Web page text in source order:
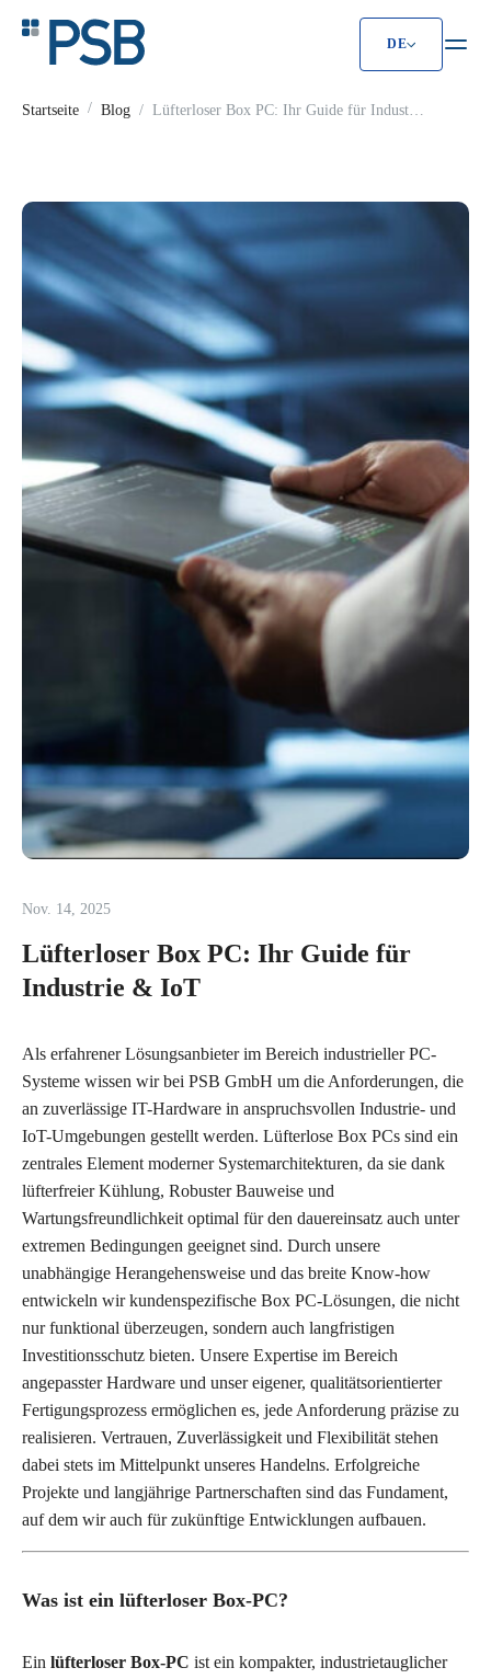
DE
Lüfterloser Box PC: Ihr Guide für
Startseite Blog
Lüfterloser Box PC: Ihr Guide für Industrie
Nov. 14, 2025
Lüfterloser Box PC: Ihr Guide für
Industrie & IoT
Als erfahrener Lösungsanbieter im Bereich industrieller PC-
Systeme wissen wir bei PSB GmbH um die Anforderungen, die
an zuverlässige IT-Hardware in anspruchsvollen Industrie- und
IoT-Umgebungen gestellt werden. Lüfterlose Box PCs sind ein
zentrales Element moderner Systemarchitekturen, da sie dank
lüfterfreier Kühlung, Robuster Bauweise und
Wartungsfreundlichkeit optimal für den dauereinsatz auch unter
extremen Bedingungen geeignet sind. Durch unsere
unabhängige Herangehensweise und das breite Know-how
entwickeln wir kundenspezifische Box PC-Lösungen, die nicht
nur funktional überzeugen, sondern auch langfristigen
Investitionsschutz bieten. Unsere Expertise im Bereich
angepasster Hardware und unser eigener, qualitätsorientierter
Fertigungsprozess ermöglichen es, jede Anforderung präzise zu
realisieren. Vertrauen, Zuverlässigkeit und Flexibilität stehen
dabei stets im Mittelpunkt unseres Handelns. Erfolgreiche
Projekte und langjährige Partnerschaften sind das Fundament,
auf dem wir auch für zukünftige Entwicklungen aufbauen.
Was ist ein lüfterloser Box-PC?
Ein lüfterloser Box-PC ist ein kompakter, industrietauglicher